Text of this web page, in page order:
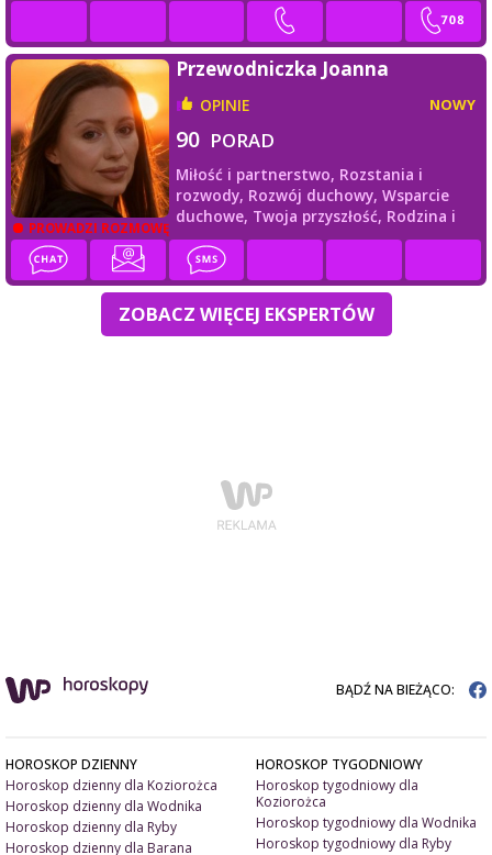
PROWADZI ROZMOWĘ
Przewodniczka Joanna
OPINIE NOWY
90 PORAD
Miłość i partnerstwo, Rozstania i
rozwody, Rozwój duchowy, Wsparcie
duchowe, Twoja przyszłość, Rodzina i
przyjaciele
ZOBACZ WIĘCEJ EKSPERTÓW
BĄDŹ NA BIEŻĄCO:
HOROSKOP DZIENNY
Horoskop dzienny dla Koziorożca
Horoskop dzienny dla Wodnika
Horoskop dzienny dla Ryby
Horoskop dzienny dla Barana
HOROSKOP TYGODNIOWY
Horoskop tygodniowy dla
Koziorożca
Horoskop tygodniowy dla Wodnika
Horoskop tygodniowy dla Ryby